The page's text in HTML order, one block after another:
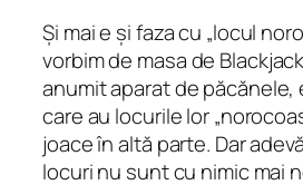
Și mai e și faza cu „locul
vorbim de masa de
anumit aparat de
care au locurile lor
joace în altă parte. Dar
locuri nu sunt cu nimic mai